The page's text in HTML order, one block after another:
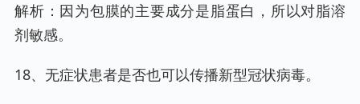
解析：因为包膜的主要成分是脂蛋白，所以对脂溶
剂敏感。
18、无症状患者是否也可以传播新型冠状病毒。